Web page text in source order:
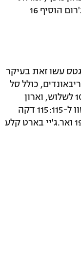
ערב לא פשוט. טיילר ברטון בלט בממפיס עם שיא קריירה של 23 נקודות, טיי ג'רום הוסיף 16
עשו זאת בעיקר
בזכות ג'מאל מארי שסיים עם 31 נקודות וניקולה יוקיץ', שרשם 22 נקודות ו-9 ריבאונדים, כולל סל
יתרון קריטי 45 שניות לסיום. טים הארדוויי ג'וניור הוסיף 23 נקודות עם 7 מ-10 לשלוש, וארון
גורדון תרם 16, כשדנבר סגרה את המשחק בריצת 0:6 אחרי שהראפטורס השוו ל-115:115 דקה
לסיום. יאקוב פלטל בלט עם 23 נקודות ו-11 ריבאונדים, ברנדון אינגרם הוסיף 19 ואר.ג'יי בארט קלע